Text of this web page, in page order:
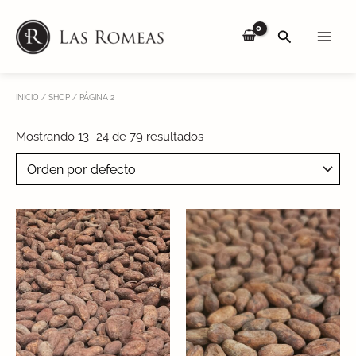
content
SEARCH
INICIO / SHOP / PÁGINA 2
Mostrando 13–24 de 79 resultados